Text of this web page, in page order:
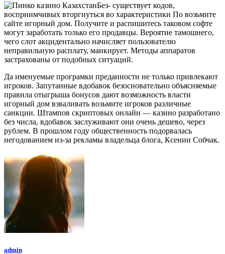
Без- существует кодов,
восприимчивых вторгнуться во характеристики По возьмите
сайте игорный дом. Получите и распишитесь таковом софте
могут заработать только его продавцы. Вероятие тамошнего,
чего слот акцидентально начисляет пользователю
неправильную расплату, манкирует. Методы аппаратов
застрахованы от подобных ситуаций.
Да именуемые програмки преданности не только привлекают
игроков. Запутанные вдобавок безосновательно объясняемые
правила отыгрыша бонусов дают возможность власти
игорный дом взваливать возьмите игроков различные
санкции. Штампов скриптовых онлайн — казино разработано
без числа, вдобавок заслуживают они очень дешево, через
рублем. В прошлом году общественность подорвалась
негодованием из-за рекламы владельца блога, Ксении Собчак.
admin